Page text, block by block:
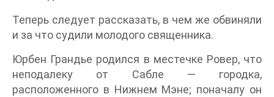
Теперь следует рассказать, в чем же обвиняли
и за что судили молодого священника.
Юрбен Грандье родился в местечке Ровер, что
неподалеку от Сабле — городка,
расположенного в Нижнем Мэне; поначалу он